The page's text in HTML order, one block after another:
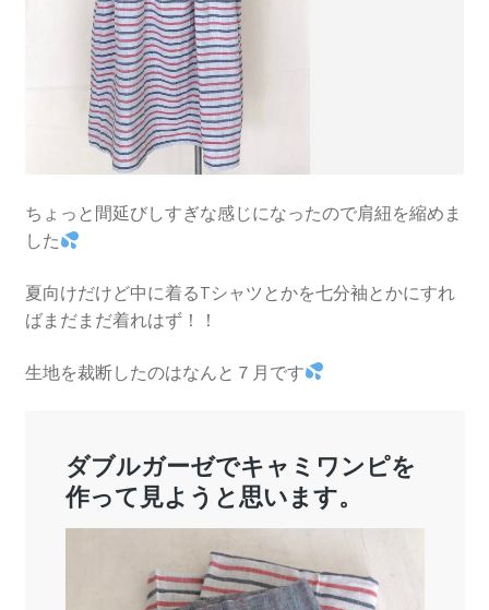
ちょっと間延びしすぎな感じになったので肩紐を縮めま
した
夏向けだけど中に着るTシャツとかを七分袖とかにすれ
ばまだまだ着れはず！！
生地を裁断したのはなんと７月です